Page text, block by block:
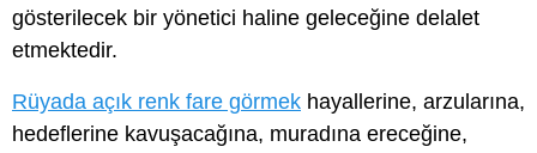
gösterilecek bir yönetici haline geleceğine delalet
etmektedir.
Rüyada açık renk fare görmek hayallerine, arzularına,
hedeflerine kavuşacağına, muradına ereceğine,